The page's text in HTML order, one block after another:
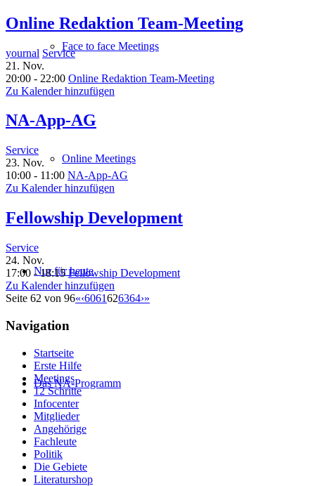
Face to face Meetings
Online Meetings
Nur für heute
Das NA-Programm
Online Redaktion Team-Meeting
yournal Service
21. Nov.
20:00 - 22:00 Online Redaktion Team-Meeting
Zu Kalender hinzufügen
NA-App-AG
Service
23. Nov.
10:00 - 11:00 NA-App-AG
Zu Kalender hinzufügen
Fellowship Development
Service
24. Nov.
17:00 - 18:15Fellowship Development
Zu Kalender hinzufügen
Seite 62 von 96«‹6061626364›»
Navigation
Startseite
Erste Hilfe
Meetings
12 Schritte
Infocenter
Mitglieder
Angehörige
Fachleute
Politik
Die Gebiete
Literaturshop